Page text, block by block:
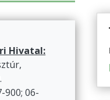
Hivatal:
900; 06-